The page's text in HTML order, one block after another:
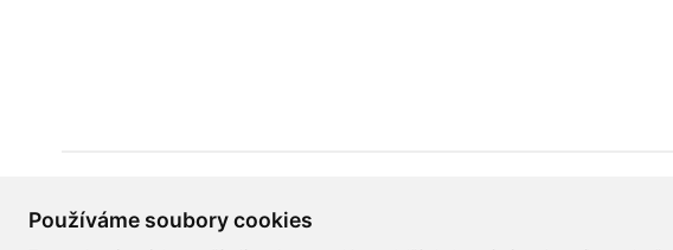
Používáme soubory cookies